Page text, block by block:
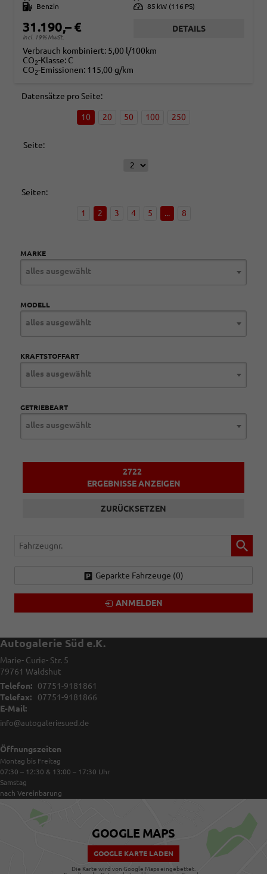
Kraftstoff
Benzin Leistung 85 kW (116 PS)
31.190,– €
incl. 19% MwSt.
DETAILS
Verbrauch kombiniert: 5,00 l/100km
CO2-Klasse: C
CO2-Emissionen: 115,00 g/km
Datensätze pro Seite:
10 20 50 100 250
Seite:
Seiten:
1 2 3 4 5 ... 8
MARKE
alles ausgewählt
MODELL
alles ausgewählt
KRAFTSTOFFART
alles ausgewählt
GETRIEBEART
alles ausgewählt
2722
ERGEBNISSE ANZEIGEN
ZURÜCKSETZEN
Fahrzeugnr.
Geparkte Fahrzeuge (0)
ANMELDEN
Autogalerie Süd e.K.
Marie- Curie- Str. 5
79761 Waldshut
Telefon:
07751-9181861
Telefax:
07751-9181866
E-Mail:
info@autogaleriesued.de
Öffnungszeiten
Montag bis Freitag
07:30 – 12:30 & 13:00 – 17:30 Uhr
Samstag
nach Vereinbarung
GOOGLE MAPS
GOOGLE KARTE LADEN
Die Karte wird von Google Maps eingebettet.